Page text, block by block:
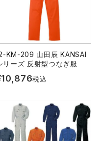
KM-209 山田辰 KANSAI
リーズ 反射型つなぎ服
10,876税込